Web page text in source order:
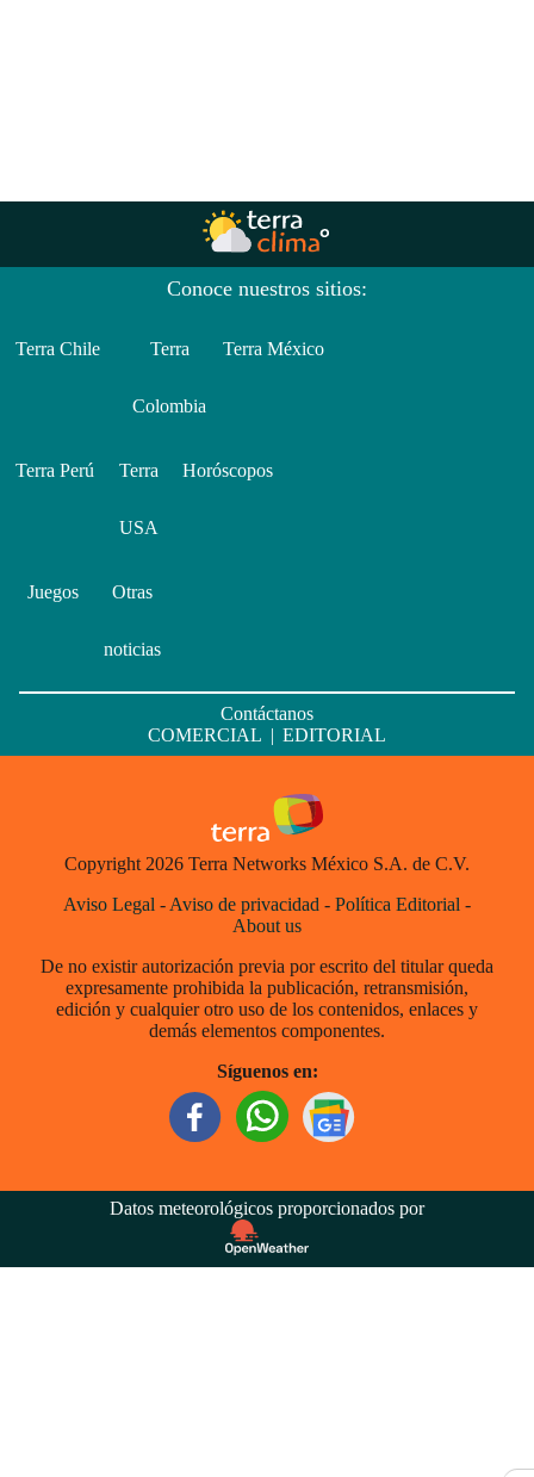
Conoce nuestros sitios:
Terra Chile Terra
Colombia
Terra México
Terra Perú Terra
USA
Horóscopos
Juegos Otras
noticias
Contáctanos
COMERCIAL | EDITORIAL
Copyright 2026 Terra Networks México S.A. de C.V.
Aviso Legal - Aviso de privacidad - Política Editorial -
About us
De no existir autorización previa por escrito del titular queda
expresamente prohibida la publicación, retransmisión,
edición y cualquier otro uso de los contenidos, enlaces y
demás elementos componentes.
Síguenos en:
Datos meteorológicos proporcionados por